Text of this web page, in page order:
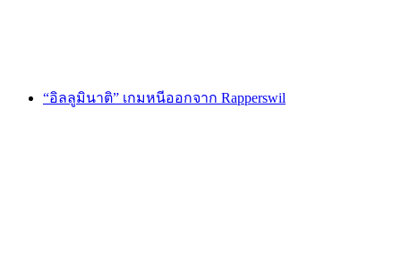
“อิลลูมินาติ” เกมหนีออกจาก Rapperswil